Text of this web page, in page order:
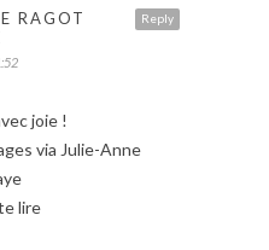
Reply
RAGOT
joie !
via Julie-Anne
lire